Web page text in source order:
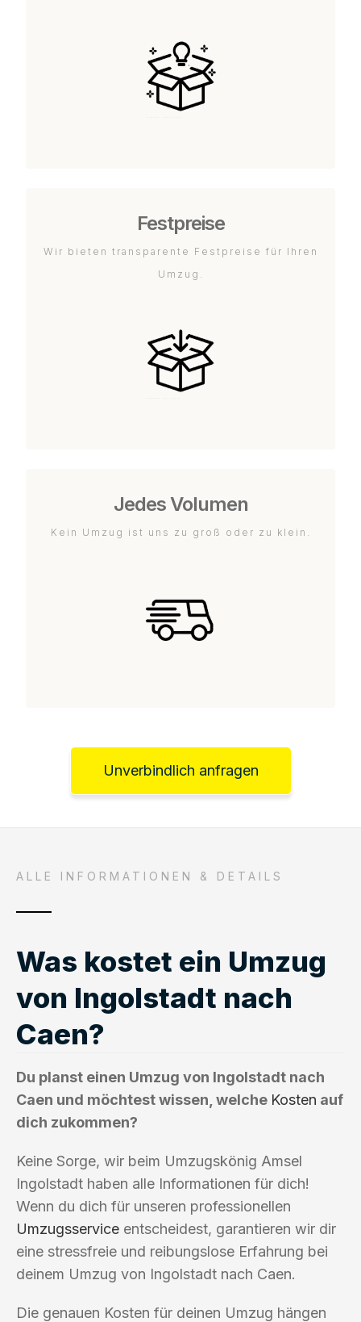
Festpreise
Wir bieten transparente Festpreise für Ihren
Umzug.
Jedes Volumen
Kein Umzug ist uns zu groß oder zu klein.
Unverbindlich anfragen
ALLE INFORMATIONEN & DETAILS
Was kostet ein Umzug
von Ingolstadt nach
Caen?
Du planst einen Umzug von Ingolstadt nach
Caen und möchtest wissen, welche Kosten auf
dich zukommen?
Keine Sorge, wir beim Umzugskönig Amsel
Ingolstadt haben alle Informationen für dich!
Wenn du dich für unseren professionellen
Umzugsservice entscheidest, garantieren wir dir
eine stressfreie und reibungslose Erfahrung bei
deinem Umzug von Ingolstadt nach Caen.
Die genauen Kosten für deinen Umzug hängen